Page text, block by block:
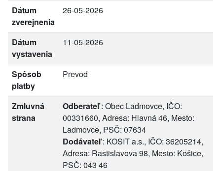
Dátum
zverejnenia
26-05-2026
Dátum
vystavenia
11-05-2026
Spôsob
platby
Prevod
Zmluvná
strana
Odberateľ: Obec Ladmovce, IČO:
00331660, Adresa: Hlavná 46, Mesto:
Ladmovce, PSČ: 07634
Dodávateľ: KOSIT a.s., IČO: 36205214,
Adresa: Rastislavova 98, Mesto: Košice,
PSČ: 043 46